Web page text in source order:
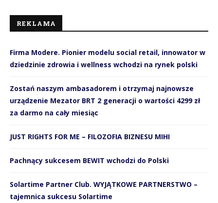
REKLAMA
Firma Modere. Pionier modelu social retail, innowator w
dziedzinie zdrowia i wellness wchodzi na rynek polski
Zostań naszym ambasadorem i otrzymaj najnowsze
urządzenie Mezator BRT 2 generacji o wartości 4299 zł
za darmo na cały miesiąc
JUST RIGHTS FOR ME – FILOZOFIA BIZNESU MIHI
Pachnący sukcesem BEWIT wchodzi do Polski
Solartime Partner Club. WYJĄTKOWE PARTNERSTWO –
tajemnica sukcesu Solartime